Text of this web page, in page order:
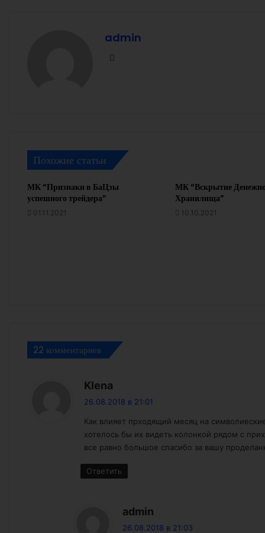
admin
Похожие статьи
МК “Признаки в БаЦзы
успешного трейдера”
01.11.2021
МК “Вскрытие
Хранилища”
10.10.2021
22 комментариев
Klena
26.08.2018 в 21:01
Как влияет прходящий месяц на
хотелось бы их видеть колонкой рядом с
все равно большое спасибо за вашу
Ответить
admin
26.08.2018 в 21:03